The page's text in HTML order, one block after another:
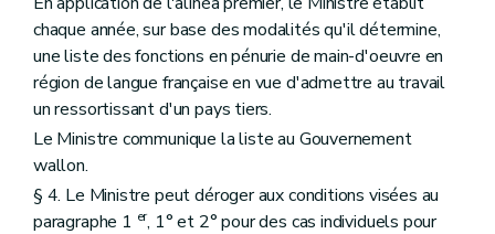
chaque année, sur base des modalités qu'il détermine,
une liste des fonctions en pénurie de main-d'oeuvre en
région de langue française en vue d'admettre au travail
un ressortissant d'un pays tiers.
Le Ministre communique la liste au Gouvernement
wallon.
§ 4. Le Ministre peut déroger aux conditions visées au
paragraphe 1 er, 1° et 2° pour des cas individuels pour